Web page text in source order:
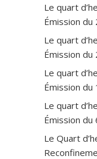
Le quart
Émission du
Le quart
Émission du
Le quart
Émission du
Le quart
Émission du
Le Quart